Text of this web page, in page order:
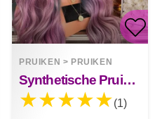
PRUIKEN > PRUIKEN
Synthetische Pruik Met Blauw-paarse Kleurovergang, Zachte Golven, Moeiteloze Glamour.
(1)